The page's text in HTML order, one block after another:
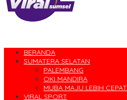
BERANDA
SUMATERA SELATAN
PALEMBANG
OKI MANDIRA
MUBA MAJU LEBIH CEPAT
VIRAL SPORT